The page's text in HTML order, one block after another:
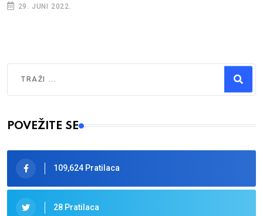
29. JUNI 2022.
Type 2 or more characters for results.
POVEŽITE SE
109,624 Pratilaca
28 Pratilaca